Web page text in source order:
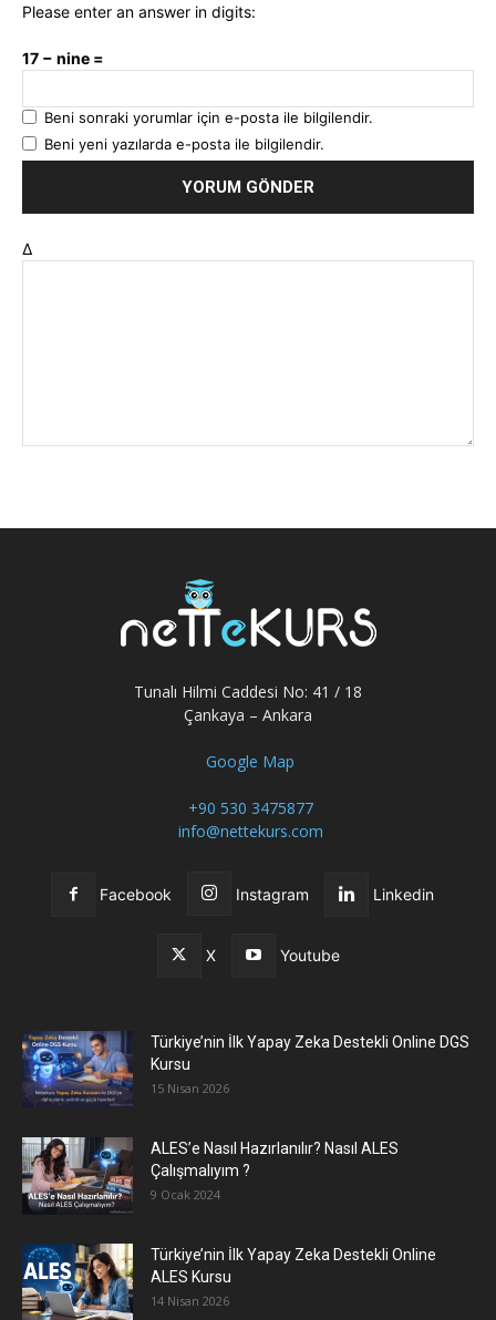
Please enter an answer in digits:
17 − nine =
Beni sonraki yorumlar için e-posta ile bilgilendir.
Beni yeni yazılarda e-posta ile bilgilendir.
Δ
Tunalı Hilmi Caddesi No: 41 / 18
Çankaya – Ankara
Google Map
+90 530 3475877
info@nettekurs.com
Facebook Instagram Linkedin
X Youtube
Türkiye’nin İlk Yapay Zeka Destekli Online DGS
Kursu
15 Nisan 2026
ALES’e Nasıl Hazırlanılır? Nasıl ALES
Çalışmalıyım ?
9 Ocak 2024
Türkiye’nin İlk Yapay Zeka Destekli Online
ALES Kursu
14 Nisan 2026